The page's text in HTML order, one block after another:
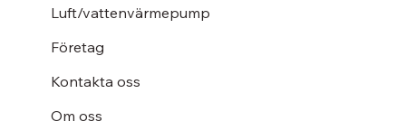
Luft/vattenvärmepump
Företag
Kontakta oss
Om oss